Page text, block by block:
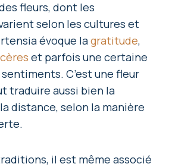
fleurs, dont les
selon les cultures et
évoque lagratitude,
et parfois une certaine
C’est une fleur
traduire aussi bien la
distance, selon la manière
il est même associé